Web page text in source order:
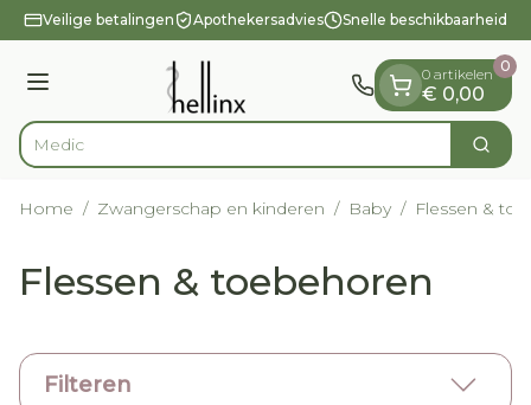
Ga naar de inhoud
1 van 1
Veilige betalingen Apothekersadvies Snelle beschikbaarheid
Menu
Product, merk, categorie...
V Zoek
0 artikelen
€ 0,00
0
Home / Zwangerschap en kinderen / Baby / Flessen &
Flessen & toebehoren
Filteren